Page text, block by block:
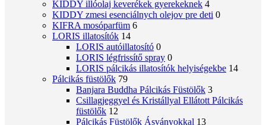
KIDDY illóolaj keverékek gyerekeknek 4
KIDDY zmesi esenciálnych olejov pre deti 0
KIFRA mosóparfüm 6
LORIS illatosítók 14
LORIS autóillatosító 0
LORIS légfrissítő spray 0
LORIS pálcikás illatosítók helyiségekbe 14
Pálcikás füstölők 79
Banjara Buddha Pálcikás Füstölők 3
Csillagjeggyel és Kristállyal Ellátott Pálcikás
füstölők 12
Pálcikás Füstölők Ásványokkal 13